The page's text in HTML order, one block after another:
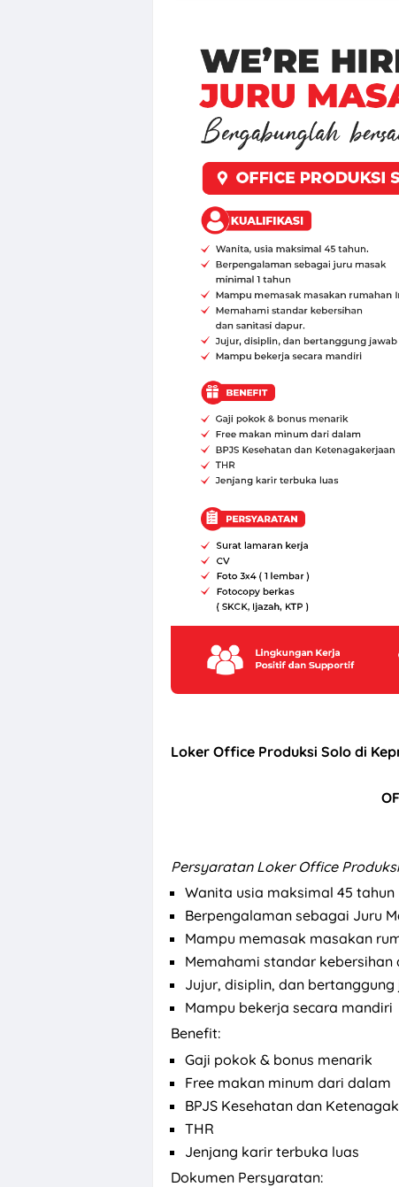
Loker Creative
Loker PT Multi
Loker Solo
Lowongan
Loker Kota
Loker Crew
Loker
Loker
Loker
Loker
Loker Solo
Loker
Loker Office Produksi Solo di
Persyaratan Loker Office
Wanita usia maksimal 45 tahun
Berpengalaman sebagai Juru
Mampu memasak masakan
Memahami standar
Jujur, disiplin, dan bertanggung
Mampu bekerja secara mandiri
Benefit:
Gaji pokok & bonus menarik
Free makan minum dari dalam
BPJS Kesehatan dan
THR
Jenjang karir terbuka luas
Dokumen Persyaratan: